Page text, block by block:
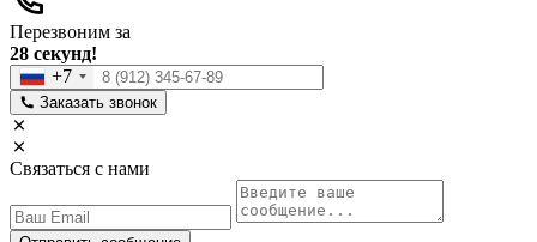
Перезвоним за
28 секунд!
+7
Заказать звонок
Связаться с нами